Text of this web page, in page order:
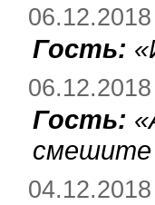
Гость: «
Гость: «
смешите